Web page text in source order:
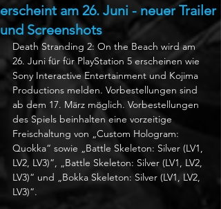
erscheint am 26. Juni - neuer Trailer
und Screenshots
Death Stranding 2: On the Beach wird am
26. Juni für für PlayStation 5 erscheinen wie
Sony Interactive Entertainment und Kojima
Productions melden. Vorbestellungen sind
ab dem 17. März möglich. Vorbestellungen
des Spiels beinhalten eine vorzeitige
Freischaltung von „Custom Hologram:
Quokka“ sowie „Battle Skeleton: Silver (LV1,
LV2, LV3)“, „Battle Skeleton: Silver (LV1, LV2,
LV3)“ und „Bokka Skeleton: Silver (LV1, LV2,
LV3)“.